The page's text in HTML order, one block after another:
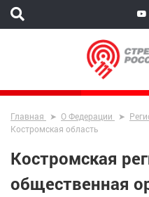
Главная О Федерации
Костромская область
Костромская
общественная